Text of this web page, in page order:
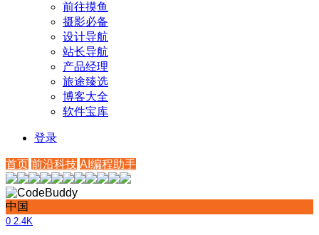
前往摸鱼
摄影必备
设计导航
站长导航
产品经理
旅途臻选
博客大全
软件宝库
登录
首页 前沿科技 AI编程助手
中国
0 2.4K